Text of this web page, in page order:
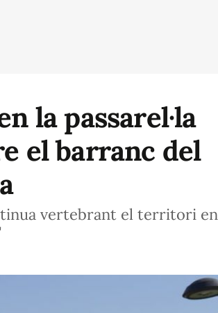
la passarel·la
el barranc del
vertebrant el territori en